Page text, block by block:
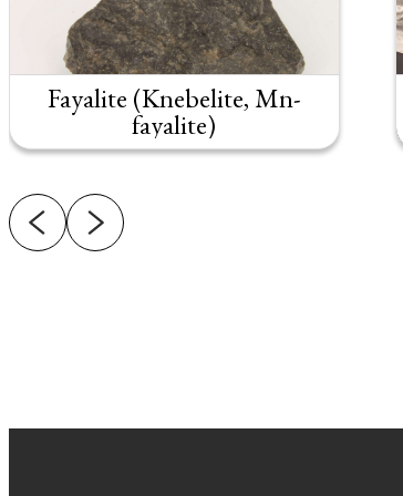
Fayalite (Knebelite, Mn-
fayalite)